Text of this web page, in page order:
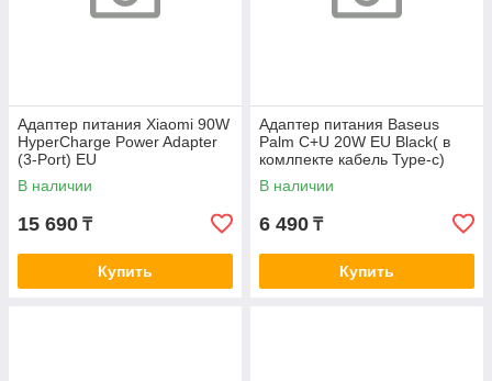
Адаптер питания Xiaomi 90W
HyperCharge Power Adapter
(3-Port) EU
В наличии
15 690 ₸
Купить
Адаптер питания Baseus
Palm C+U 20W EU Black( в
комлпекте кабель Type-c)
(P10111608113-01)
В наличии
6 490 ₸
Купить